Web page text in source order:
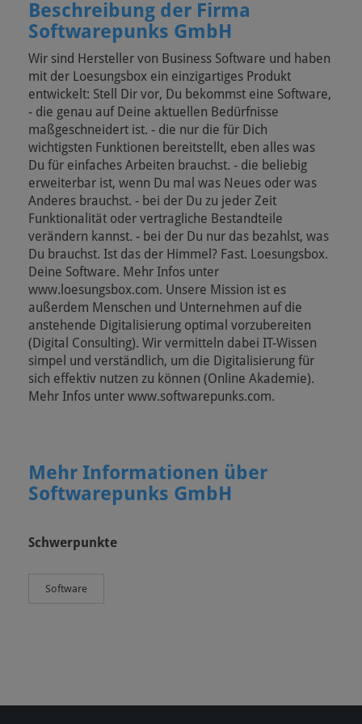
Beschreibung der Firma
Softwarepunks GmbH
Wir sind Hersteller von Business Software und haben
mit der Loesungsbox ein einzigartiges Produkt
entwickelt: Stell Dir vor, Du bekommst eine Software,
- die genau auf Deine aktuellen Bedürfnisse
maßgeschneidert ist. - die nur die für Dich
wichtigsten Funktionen bereitstellt, eben alles was
Du für einfaches Arbeiten brauchst. - die beliebig
erweiterbar ist, wenn Du mal was Neues oder was
Anderes brauchst. - bei der Du zu jeder Zeit
Funktionalität oder vertragliche Bestandteile
verändern kannst. - bei der Du nur das bezahlst, was
Du brauchst. Ist das der Himmel? Fast. Loesungsbox.
Deine Software. Mehr Infos unter
www.loesungsbox.com. Unsere Mission ist es
außerdem Menschen und Unternehmen auf die
anstehende Digitalisierung optimal vorzubereiten
(Digital Consulting). Wir vermitteln dabei IT-Wissen
simpel und verständlich, um die Digitalisierung für
sich effektiv nutzen zu können (Online Akademie).
Mehr Infos unter www.softwarepunks.com.
Mehr Informationen über
Softwarepunks GmbH
Schwerpunkte
Software